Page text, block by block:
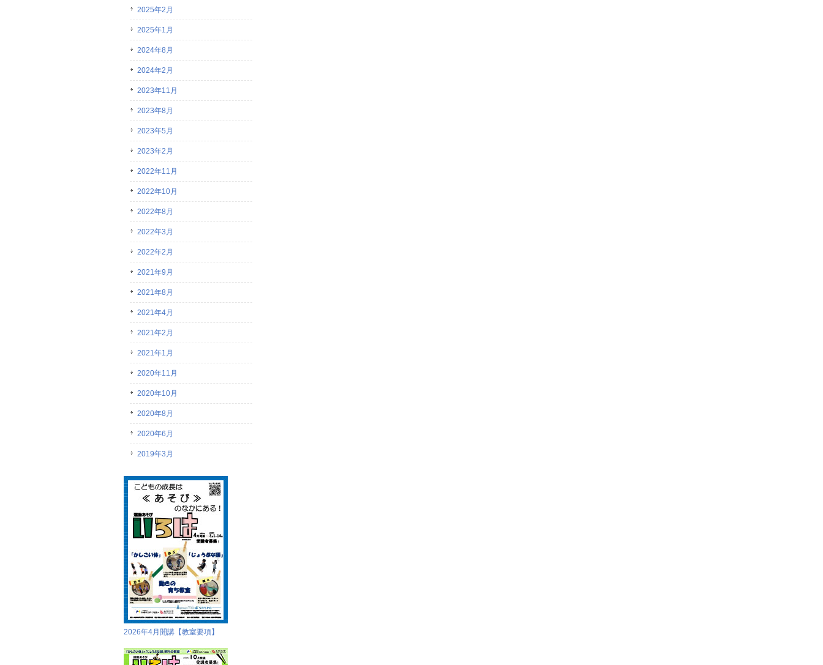
2025年2月
2025年1月
2024年8月
2024年2月
2023年11月
2023年8月
2023年5月
2023年2月
2022年11月
2022年10月
2022年8月
2022年3月
2022年2月
2021年9月
2021年8月
2021年4月
2021年2月
2021年1月
2020年11月
2020年10月
2020年8月
2020年6月
2019年3月
2026年4月開講【教室要項】